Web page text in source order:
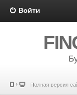
Войти
Полная версия